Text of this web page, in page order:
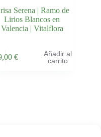
Serena | Ramo de
Lirios Blancos en
Valencia | Vitalflora
€
Añadir al
carrito